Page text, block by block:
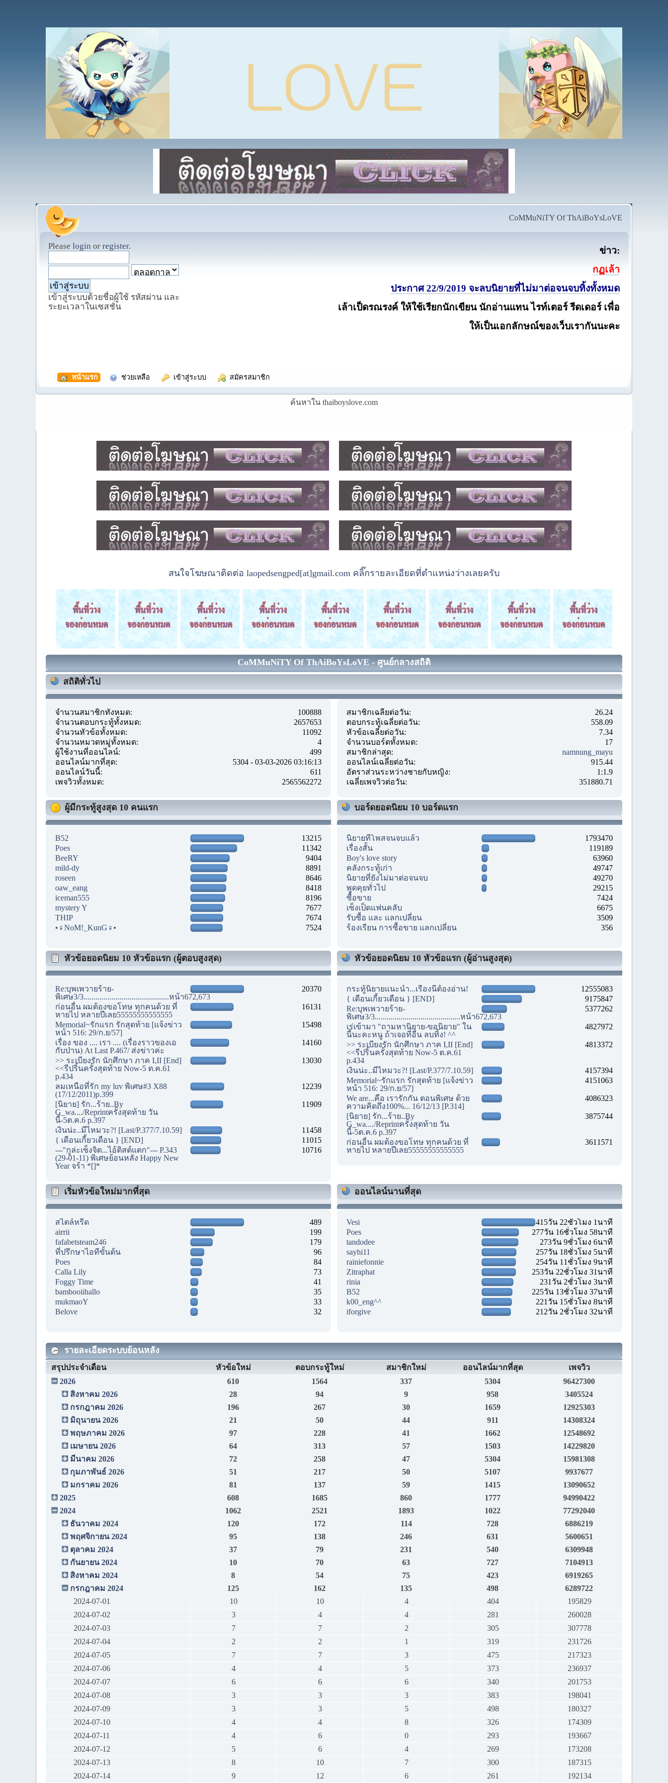
CoMMuNiTY Of ThAiBoYsLoVE
Please login or register.
เข้าสู่ระบบด้วยชื่อผู้ใช้ รหัสผ่าน และ
ระยะเวลาในเซสชั่น
ข่าว:
กฏเล้า
ประกาศ 22/9/2019 จะลบนิยายที่ไม่มาต่อจนจบทิ้งทั้งหมด
เล้าเป็ดรณรงค์ ให้ใช้เรียกนักเขียน นักอ่านแทน ไรท์เตอร์ รีดเดอร์ เพื่อ
ให้เป็นเอกลักษณ์ของเว็บเรากันนะคะ
หน้าแรก ช่วยเหลือ เข้าสู่ระบบ สมัครสมาชิก
ค้นหาใน thaiboyslove.com
สนใจโฆษณาติดต่อ laopedsengped[at]gmail.com คลิ๊กรายละเอียดที่ตำแหน่งว่างเลยครับ
CoMMuNiTY Of ThAiBoYsLoVE - ศูนย์กลางสถิติ
สถิติทั่วไป
จำนวนสมาชิกทั้งหมด:
100888
จำนวนตอบกระทู้ทั้งหมด:
2657653
จำนวนหัวข้อทั้งหมด:
11092
จำนวนหมวดหมู่ทั้งหมด:
4
ผู้ใช้งานที่ออนไลน์:
499
ออนไลน์มากที่สุด:
5304 - 03-03-2026 03:16:13
ออนไลน์วันนี้:
611
เพจวิวทั้งหมด:
2565562272
สมาชิกเฉลี่ยต่อวัน:
26.24
ตอบกระทู้เฉลี่ยต่อวัน:
558.09
หัวข้อเฉลี่ยต่อวัน:
7.34
จำนวนบอร์ดทั้งหมด:
17
สมาชิกล่าสุด:
namnung_mayu
ออนไลน์เฉลี่ยต่อวัน:
915.44
อัตราส่วนระหว่างชายกับหญิง:
1:1.9
เฉลี่ยเพจวิวต่อวัน:
351880.71
ผู้มีกระทู้สูงสุด 10 คนแรก
B52
13215
Poes
11342
BeeRY
9404
mild-dy
8891
roseen
8646
oaw_eang
8418
iceman555
8196
mystery Y
7677
THIP
7674
•♀NoM!_KunG♀•
7524
บอร์ดยอดนิยม 10 บอร์ดแรก
นิยายที่โพสจนจบแล้ว
1793470
เรื่องสั้น
119189
Boy's love story
63960
คลังกระทู้เก่า
49747
นิยายที่ยังไม่มาต่อจนจบ
49270
พูดคุยทั่วไป
29215
ซื้อขาย
7424
เซ็งเป็ดแฟนคลับ
6675
รับซื้อ และ แลกเปลี่ยน
3509
ร้องเรียน การซื้อขาย แลกเปลี่ยน
356
หัวข้อยอดนิยม 10 หัวข้อแรก (ผู้ตอบสูงสุด)
Re:บุพเพวายร้าย-
พิเศษ3/3...........................................หน้า672,673
20370
ก่อนอื่น ผมต้องขอโทษ ทุกคนด้วย ที่
หายไป หลายปีเลย55555555555555
16131
Memorial~รักแรก รักสุดท้าย [แจ้งข่าว
หน้า 516: 29/ก.ย/57]
15498
เรื่อง ของ .... เรา .... (เรื่องราวของเอ
กับป่าน) At Last P.467/ ส่งข่าวค่ะ
14160
>> ระเบียงรัก นักศึกษา ภาค I,II [End]
<<รีปริ้นครั้งสุดท้าย Now-5 ต.ค.61
p.434
13030
ลมเหนือที่รัก my luv พิเศษ#3 X88
(17/12/2011)p.399
12239
[นิยาย] รัก...ร้าย..By
G_wa..../Reprintครั้งสุดท้าย วัน
นี้-5ต.ค.6 p.397
11909
เงินน่ะ..มีไหมวะ?! [Last/P.377/7.10.59]
11458
{ เดือนเกี้ยวเดือน } [END]
11015
---"กูล่ะเซ็งจิต...ไอ้ติสต์แตก"--- P.343
(29-01-11) พิเศษย้อนหลัง Happy New
Year จร้า *[]*
10716
หัวข้อยอดนิยม 10 หัวข้อแรก (ผู้อ่านสูงสุด)
กระทู้นิยายแนะนำ...เรื่องนี้ต้องอ่าน!
12555083
{ เดือนเกี้ยวเดือน } [END]
9175847
Re:บุพเพวายร้าย-
พิเศษ3/3...........................................หน้า672,673
5377262
เร่เข้ามา "ถามหานิยาย-ขอนิยาย" ใน
นี้นะคะหนู ถ้าเจอที่อื่น ลบทิ้ง! ^^
4827972
>> ระเบียงรัก นักศึกษา ภาค I,II [End]
<<รีปริ้นครั้งสุดท้าย Now-5 ต.ค.61
p.434
4813372
เงินน่ะ..มีไหมวะ?! [Last/P.377/7.10.59]
4157394
Memorial~รักแรก รักสุดท้าย [แจ้งข่าว
หน้า 516: 29/ก.ย/57]
4151063
We are...คือ เรารักกัน ตอนพิเศษ ด้วย
ความคิดถึง100%... 16/12/13 [P.314]
4086323
[นิยาย] รัก...ร้าย..By
G_wa..../Reprintครั้งสุดท้าย วัน
นี้-5ต.ค.6 p.397
3875744
ก่อนอื่น ผมต้องขอโทษ ทุกคนด้วย ที่
หายไป หลายปีเลย55555555555555
3611571
เริ่มหัวข้อใหม่มากที่สุด
สไตล์หรีด
489
airrii
199
fafabetsteam246
179
ที่ปรึกษาไอทีขั้นต้น
96
Poes
84
Calla Lily
73
Foggy Time
41
bambooiihallo
35
mukmaoY
33
Belove
32
ออนไลน์นานที่สุด
Vesi
415วัน 22ชั่วโมง 1นาที
Poes
277วัน 16ชั่วโมง 58นาที
tandodee
273วัน 9ชั่วโมง 6นาที
sayhi11
257วัน 18ชั่วโมง 5นาที
rainiefonnie
254วัน 11ชั่วโมง 9นาที
Zitraphat
253วัน 22ชั่วโมง 31นาที
rinia
231วัน 2ชั่วโมง 3นาที
B52
225วัน 13ชั่วโมง 37นาที
k00_eng^^
221วัน 15ชั่วโมง 8นาที
iforgive
212วัน 2ชั่วโมง 32นาที
รายละเอียดระบบย้อนหลัง
สรุปประจำเดือน หัวข้อใหม่ ตอบกระทู้ใหม่ สมาชิกใหม่ ออนไลน์มากที่สุด
เพจวิว
2026
610 1564 337 5304
96427300
สิงหาคม 2026
28 94 9 958
3405524
กรกฎาคม 2026
196 267 30 1659
12925303
มิถุนายน 2026
21 50 44 911
14308324
พฤษภาคม 2026
97 228 41 1662
12548692
เมษายน 2026
64 313 57 1503
14229820
มีนาคม 2026
72 258 47 5304
15981308
กุมภาพันธ์ 2026
51 217 50 5107
9937677
มกราคม 2026
81 137 59 1415
13090652
2025
608 1685 860 1777
94990422
2024
1062 2521 1893 1022
77292040
ธันวาคม 2024
120 172 114 728
6886219
พฤศจิกายน 2024
95 138 246 631
5600651
ตุลาคม 2024
37 79 231 540
6309948
กันยายน 2024
10 70 63 727
7104913
สิงหาคม 2024
8 54 75 423
6919265
กรกฎาคม 2024
125 162 135 498
6289722
2024-07-01
10 10 4 404
195829
2024-07-02
3 4 4 281
260028
2024-07-03
7 7 2 305
307778
2024-07-04
2 2 1 319
231726
2024-07-05
7 7 3 475
217323
2024-07-06
4 4 5 373
236937
2024-07-07
6 6 6 340
201753
2024-07-08
3 3 3 383
198041
2024-07-09
3 3 5 498
180327
2024-07-10
4 4 8 326
174309
2024-07-11
4 6 0 293
193667
2024-07-12
5 6 4 269
173208
2024-07-13
8 10 7 300
187315
2024-07-14
9 12 6 261 192134